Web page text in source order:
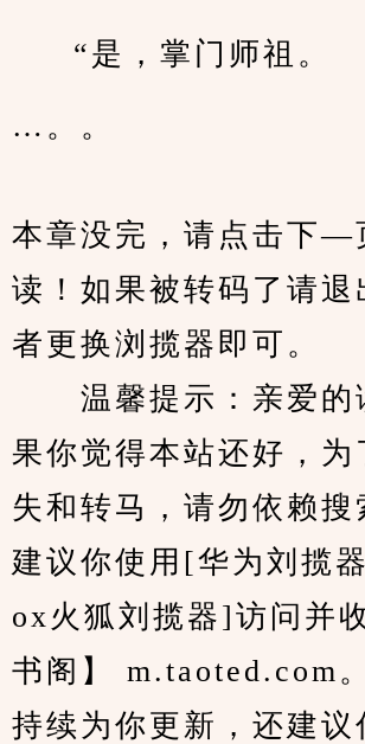
“是，掌门师祖。
…。。
本章没完，请点击下—
读！如果被转码了请退
者更换浏揽器即可。
温馨提示：亲爱的
果你觉得本站还好，为
失和转马，请勿依赖搜
建议你使用[华为刘揽
ox火狐刘揽器]访问并
书阁】 m.taoted.com
持续为你更新，还建议